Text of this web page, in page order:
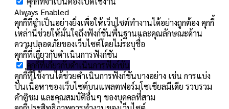
Always Enabled
คุกกี้ที่จำเป็นอย่างยิ่งเพื่อให้เว็บไซต์ทำงานได้อย่างถูกต้อง คุกกี้
เหล่านี้ช่วยให้มั่นใจถึงฟังก์ชันพื้นฐานและคุณลักษณะด้าน
ความปลอดภัยของเว็บไซต์โดยไม่ระบุชื่อ
คุกกี้ที่เกี่ยวกับดำเนินการฟังก์ชัน
คุกกี้ที่เกี่ยวกับดำเนินการฟังก์ชัน
คุกกี้ที่ใช้งานได้ช่วยดำเนินการฟังก์ชันบางอย่าง เช่น การแบ่ง
ปันเนื้อหาของเว็บไซต์บนแพลตฟอร์มโซเชียลมีเดีย รวบรวม
คำติชม และคุณสมบัติอื่นๆ ของบุคคลที่สาม